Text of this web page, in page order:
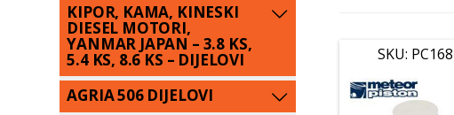
SKU:
KIPOR, KAMA, KINESKI
DIESEL MOTORI,
YANMAR JAPAN – 3.8 KS,
5.4 KS, 8.6 KS – DIJELOVI
AGRIA 506 DIJELOVI